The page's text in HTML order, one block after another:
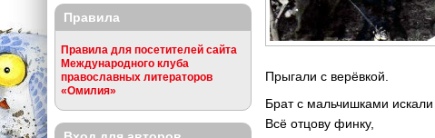
Прыгали с верёвкой.
Брат с мальчишками искали
Всё отцову финку,
Правила
Правила для посетителей сайта
Международного клуба
православных литераторов
«Омилия»